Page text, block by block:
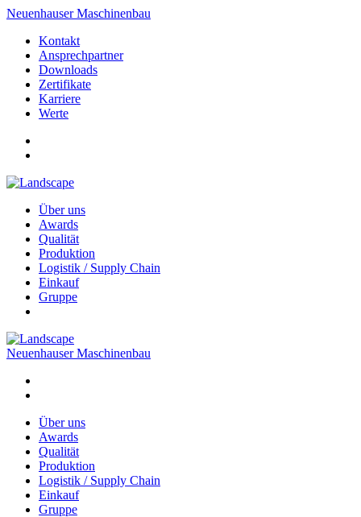
Neuenhauser Maschinenbau
Kontakt
Ansprechpartner
Downloads
Zertifikate
Karriere
Werte
Über uns
Awards
Qualität
Produktion
Logistik / Supply Chain
Einkauf
Gruppe
Neuenhauser Maschinenbau
Über uns
Awards
Qualität
Produktion
Logistik / Supply Chain
Einkauf
Gruppe